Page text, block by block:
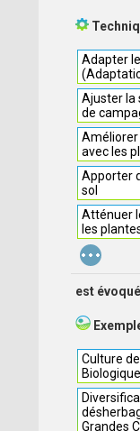
Adapter
Ajuster la
de
Améliorer
avec les
Apporter
sol
Atténuer
les
...
est
Culture
Grandes